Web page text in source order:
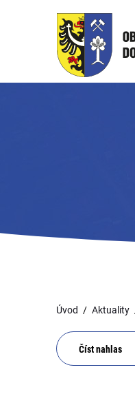
Úvod Aktuality
Číst nahlas